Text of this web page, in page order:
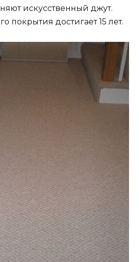
искусственный джут.
покрытия достигает 15 лет.